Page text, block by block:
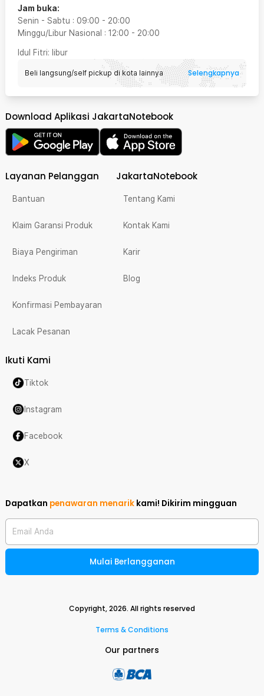
Jam buka:
Senin - Sabtu : 09:00 - 20:00
Minggu/Libur Nasional : 12:00 - 20:00
Idul Fitri: libur
Beli langsung/self pickup di kota lainnya Selengkapnya
Download Aplikasi JakartaNotebook
Layanan Pelanggan
Bantuan
Klaim Garansi Produk
Biaya Pengiriman
Indeks Produk
Konfirmasi Pembayaran
Lacak Pesanan
JakartaNotebook
Tentang Kami
Kontak Kami
Karir
Blog
Ikuti Kami
Tiktok
Instagram
Facebook
X
Dapatkan penawaran menarik kami! Dikirim mingguan
Email Anda
Mulai Berlangganan
Copyright,2026. All rights reserved
Terms & Conditions
Our partners